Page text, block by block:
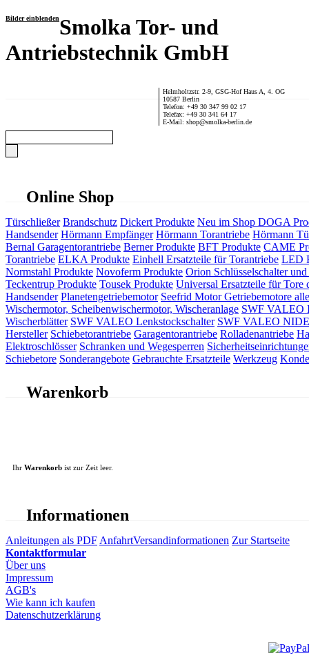
Bilder einblendenSmolka Tor- und
Antriebstechnik GmbH
Helmholtzstr. 2-9, GSG-Hof Haus A, 4. OG
10587 Berlin
Telefon: +49 30 347 99 02 17
Telefax: +49 30 341 64 17
E-Mail: shop@smolka-berlin.de
Online Shop
Türschließer Brandschutz Dickert Produkte Neu im Shop DOGA
Handsender Hörmann Empfänger Hörmann Torantriebe Hörmann
Bernal Garagentorantriebe Berner Produkte BFT Produkte CAME
Torantriebe ELKA Produkte Einhell Ersatzteile für Torantriebe LED
Normstahl Produkte Novoferm Produkte Orion Schlüsselschalter und
Teckentrup Produkte Tousek Produkte Universal Ersatzteile für Tore
Handsender Planetengetriebemotor Seefrid Motor Getriebemotore
Wischermotor, Scheibenwischermotor, Wischeranlage SWF VALEO
Wischerblätter SWF VALEO Lenkstockschalter SWF VALEO
Hersteller Schiebetorantriebe Garagentorantriebe Rolladenantriebe
Elektroschlösser Schranken und Wegesperren
Schiebetore Sonderangebote Gebrauchte Ersatzteile Werkzeug
Warenkorb
Ihr Warenkorb ist zur Zeit leer.
Informationen
Anleitungen als PDF AnfahrtVersandinformationen Zur Startseite
Kontaktformular
Über uns
Impressum
AGB's
Wie kann ich kaufen
Datenschutzerklärung